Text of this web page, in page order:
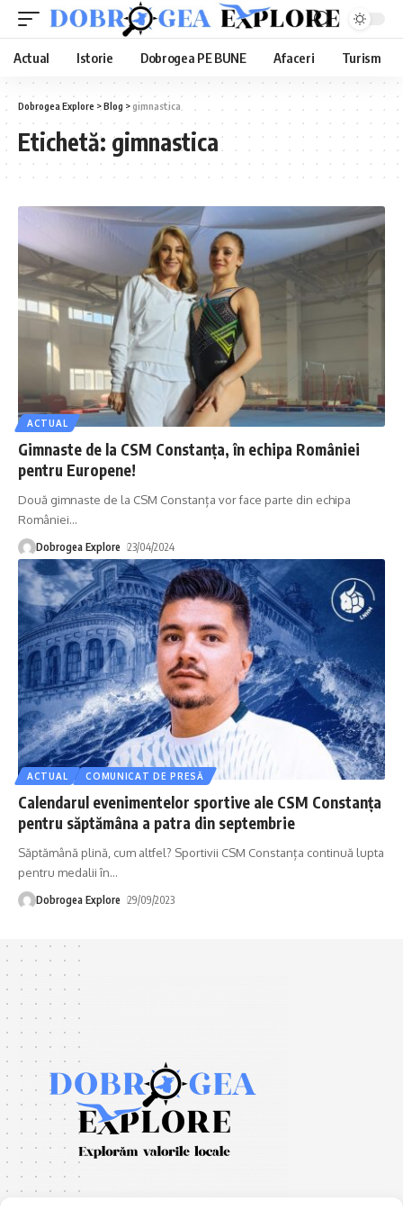
Actual Istorie Dobrogea PE BUNE Afaceri Turism
Dobrogea Explore >Blog >gimnastica
Etichetă: gimnastica
ACTUAL
Gimnaste de la CSM Constanța, în echipa României
pentru Europene!
Două gimnaste de la CSM Constanța vor face parte din echipa
României…
Dobrogea Explore 23/04/2024
ACTUAL COMUNICAT DE PRESĂ
Calendarul evenimentelor sportive ale CSM Constanța
pentru săptămâna a patra din septembrie
Săptămână plină, cum altfel? Sportivii CSM Constanța continuă lupta
pentru medalii în…
Dobrogea Explore 29/09/2023